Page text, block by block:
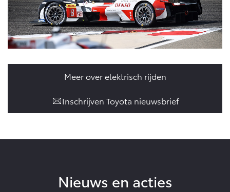
Meer over elektrisch rijden
Inschrijven Toyota nieuwsbrief
Nieuws en acties